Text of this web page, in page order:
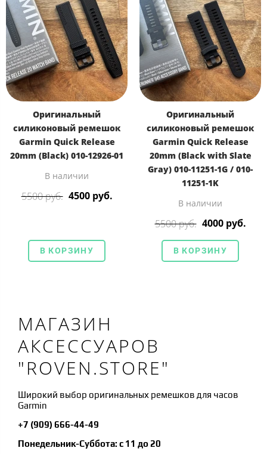
Оригинальный
силиконовый ремешок
Garmin Quick Release
20mm (Black) 010-12926-01
В наличии
5500 руб. 4500 руб.
В КОРЗИНУ
Оригинальный
силиконовый ремешок
Garmin Quick Release
20mm (Black with Slate
Gray) 010-11251-1G / 010-
11251-1K
В наличии
5500 руб. 4000 руб.
В КОРЗИНУ
МАГАЗИН
АКСЕССУАРОВ
"ROVEN.STORE"
Широкий выбор оригинальных ремешков для часов
Garmin
+7 (909) 666-44-49
Понедельник-Суббота: с 11 до 20